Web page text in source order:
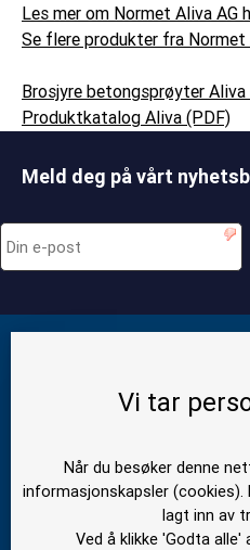
Les mer om Normet Aliva AG
Se flere produkter fra Normet
Brosjyre betongsprøyter Aliva
Produktkatalog Aliva (PDF)
Meld deg på vårt
Jeksleveien
oss
Vi tar
Når du besøker denne
informasjonskapsler
lagt inn av
Ved å klikke 'Godta alle'